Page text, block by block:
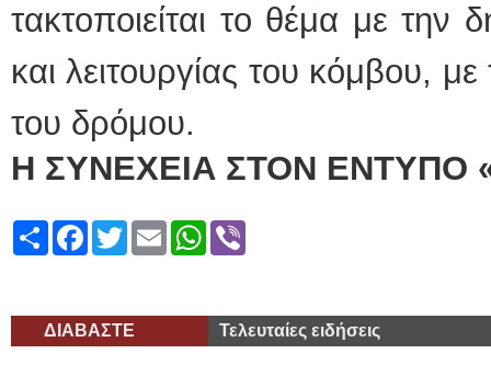
τακτοποιείται το θέμα με την
και λειτουργίας του κόμβου,
του δρόμου.
Η ΣΥΝΕΧΕΙΑ ΣΤΟΝ ΕΝΤΥΠΟ
ShareFacebook
TwitterEmailWhatsApp
ΔΙΑΒΑΣΤΕ Τελευταίες ειδήσεις